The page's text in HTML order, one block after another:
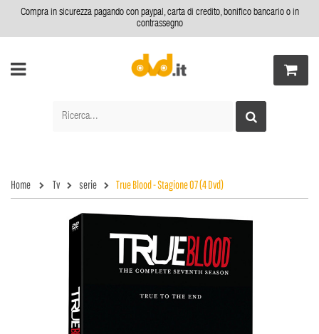
Compra in sicurezza pagando con paypal, carta di credito, bonifico bancario o in
contrassegno
Home Tv serie True Blood - Stagione 07 (4 Dvd)